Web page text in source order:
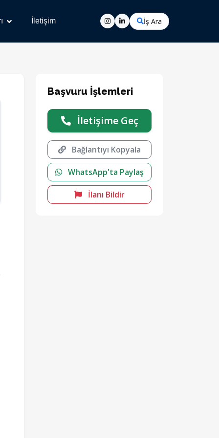
İletişim İş Ara
Başvuru İşlemleri
İletişime Geç
Bağlantıyı Kopyala
WhatsApp'ta Paylaş
İlanı Bildir